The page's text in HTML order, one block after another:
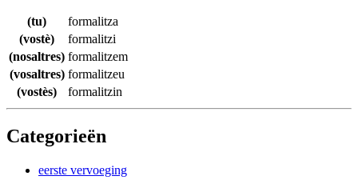
(tu)
formalitza
(vostè)
formalitzi
(nosaltres) formalitzem
(vosaltres) formalitzeu
(vostès)
formalitzin
Categorieën
eerste vervoeging